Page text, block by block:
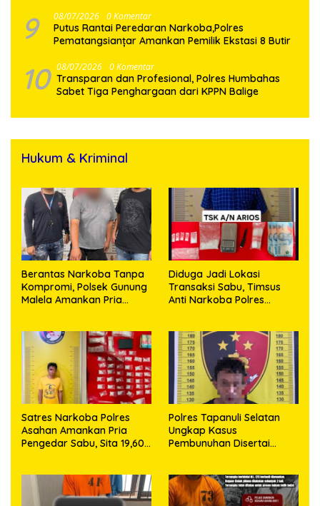
9 08/07/2026 0 Komentar
Putus Rantai Peredaran Narkoba,Polres
Pematangsianțar Amankan Pemilik Ekstasi 8 Butir
10 08/07/2026 0 Komentar
Transparan dan Profesional, Polres Humbahas
Sabet Tiga Penghargaan dari KPPN Balige
Hukum & Kriminal
Berantas Narkoba Tanpa
Kompromi, Polsek Gunung
Malela Amankan Pria
Diduga Jadi Lokasi
Transaksi Sabu, Timsus
Anti Narkoba Polres
63,67 Gram Sabu
Satres Narkoba Polres
Asahan Amankan Pria
Pengedar Sabu, Sita 19,60
Polres Tapanuli Selatan
Ungkap Kasus
Pembunuhan Disertai
Ditangkap